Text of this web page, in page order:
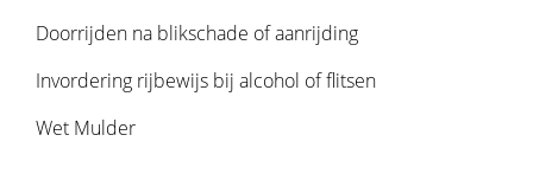
Doorrijden na blikschade of aanrijding
Invordering rijbewijs bij alcohol of flitsen
Wet Mulder